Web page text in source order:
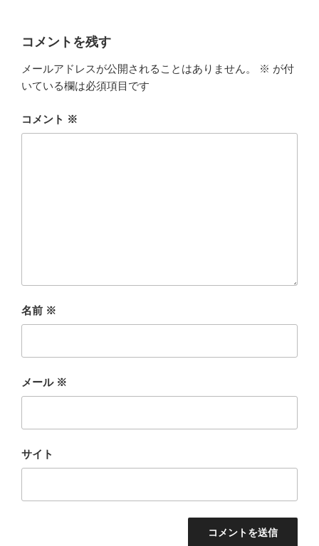
コメントを残す
メールアドレスが公開されることはありません。 ※ が付
いている欄は必須項目です
コメント ※
名前 ※
メール ※
サイト